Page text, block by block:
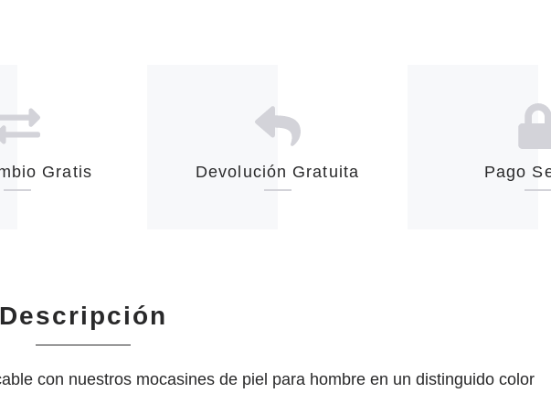
Gratis Devolución Gratuita Pago
Descripción
con nuestros mocasines de piel para hombre en un distinguido color